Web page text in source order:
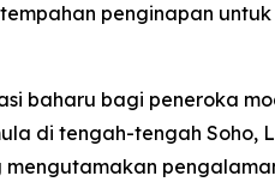
penginapan
baharu bagi peneroka
di tengah-tengah Soho,